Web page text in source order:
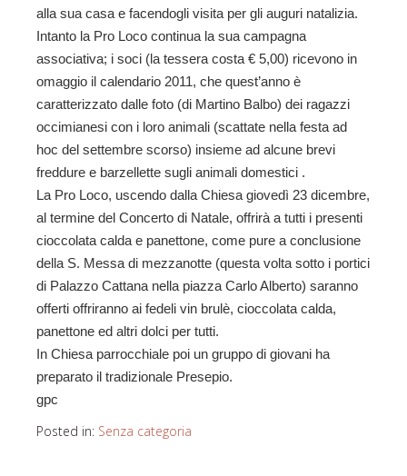
alla sua casa e facendogli visita per gli auguri natalizia.
Intanto la Pro Loco continua la sua campagna
associativa; i soci (la tessera costa € 5,00) ricevono in
omaggio il calendario 2011, che quest’anno è
caratterizzato dalle foto (di Martino Balbo) dei ragazzi
occimianesi con i loro animali (scattate nella festa ad
hoc del settembre scorso) insieme ad alcune brevi
freddure e barzellette sugli animali domestici .
La Pro Loco, uscendo dalla Chiesa giovedì 23 dicembre,
al termine del Concerto di Natale, offrirà a tutti i presenti
cioccolata calda e panettone, come pure a conclusione
della S. Messa di mezzanotte (questa volta sotto i portici
di Palazzo Cattana nella piazza Carlo Alberto) saranno
offerti offriranno ai fedeli vin brulè, cioccolata calda,
panettone ed altri dolci per tutti.
In Chiesa parrocchiale poi un gruppo di giovani ha
preparato il tradizionale Presepio.
gpc
Posted in: Senza categoria